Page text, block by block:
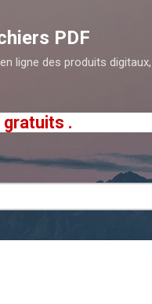
PDF
ligne des produits
.